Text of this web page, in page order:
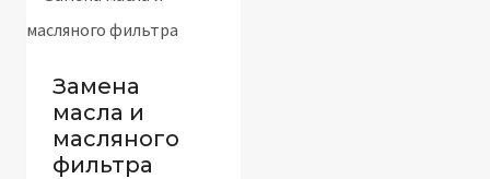
Замена
масла и
масляного
фильтра